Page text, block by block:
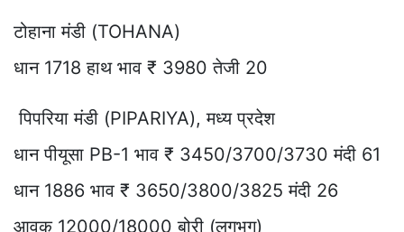
टोहाना मंडी (TOHANA)
धान 1718 हाथ भाव ₹ 3980 तेजी 20
पिपरिया मंडी (PIPARIYA), मध्य प्रदेश
धान पीयूसा PB-1 भाव ₹ 3450/3700/3730 मंदी 61
धान 1886 भाव ₹ 3650/3800/3825 मंदी 26
आवक 12000/18000 बोरी (लगभग)